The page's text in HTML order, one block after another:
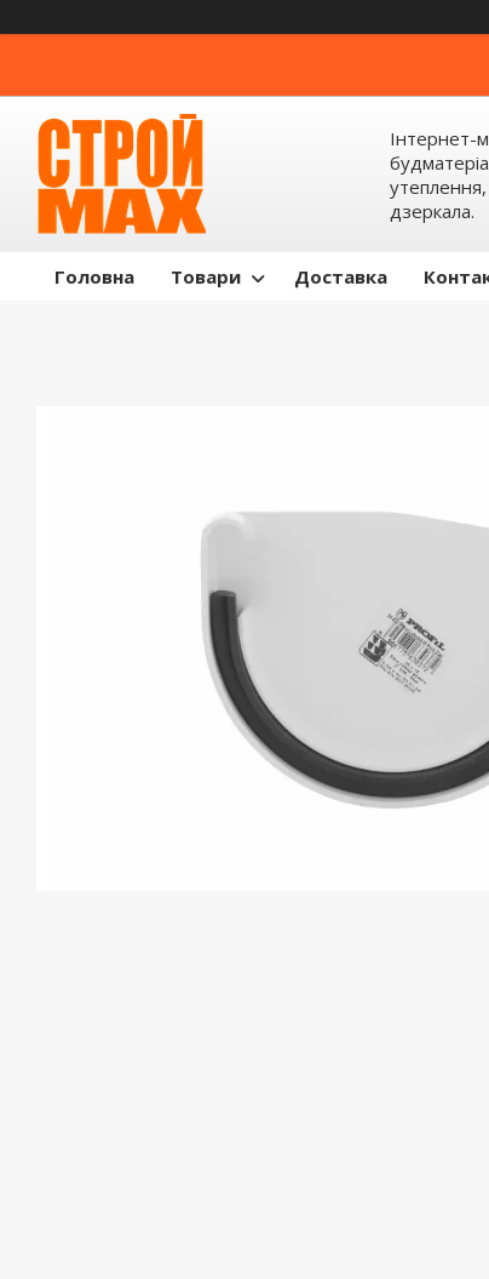
Інтернет-
утеплення,
дзеркала.
Головна Товари Доставка